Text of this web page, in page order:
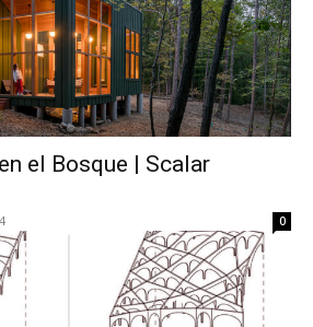
el Bosque | Scalar
0